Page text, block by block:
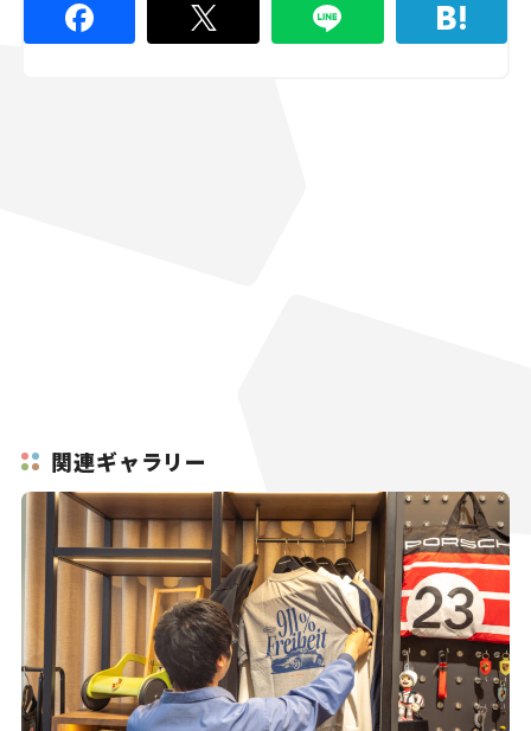
関連ギャラリー